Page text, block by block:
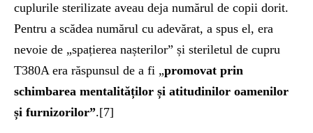
cuplurile sterilizate aveau deja numărul de copii dorit.
Pentru a scădea numărul cu adevărat, a spus el, era
nevoie de „spațierea nașterilor” și steriletul de cupru
T380A era răspunsul de a fi „promovat prin
schimbarea mentalităților și atitudinilor oamenilor
și furnizorilor”.[7]